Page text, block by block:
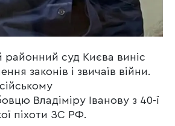
районний суд Києва виніс
законів і звичаїв війни.
Владіміру Іванову з 40-ї
піхоти ЗС РФ.